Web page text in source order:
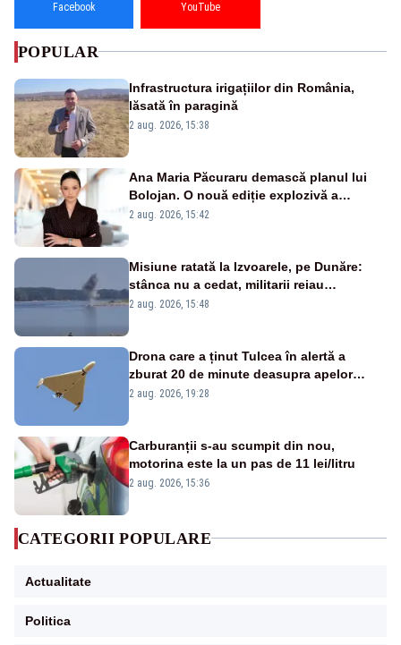
Facebook YouTube
POPULAR
Infrastructura irigațiilor din România,
lăsată în paragină
2 aug. 2026, 15:38
Ana Maria Păcuraru demască planul lui
Bolojan. O nouă ediție explozivă a
emisiunii „Miza Zilei” la Realitatea PLUS
2 aug. 2026, 15:42
Misiune ratată la Izvoarele, pe Dunăre:
stânca nu a cedat, militarii reiau
detonările luni – VIDEO
2 aug. 2026, 15:48
Drona care a ținut Tulcea în alertă a
zburat 20 de minute deasupra apelor
României. Au fost ridicate două F-16
2 aug. 2026, 19:28
Carburanții s-au scumpit din nou,
motorina este la un pas de 11 lei/litru
2 aug. 2026, 15:36
CATEGORII POPULARE
Actualitate
Politica